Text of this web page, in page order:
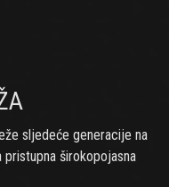
sljedeće generacije na
širokopojasna